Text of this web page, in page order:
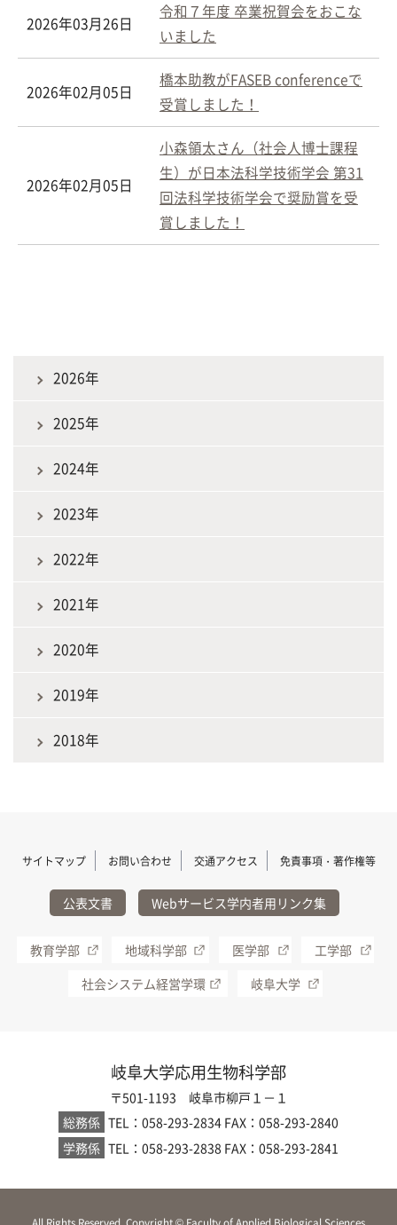
2026年03月26日
令和７年度 卒業祝賀会をおこな
いました
2026年02月05日
橋本助教がFASEB conferenceで
受賞しました！
2026年02月05日
小森領太さん（社会人博士課程
生）が日本法科学技術学会 第31
回法科学技術学会で奨励賞を受
賞しました！
2026年
2025年
2024年
2023年
2022年
2021年
2020年
2019年
2018年
サイトマップ お問い合わせ 交通アクセス 免責事項・著作権等
公表文書 Webサービス学内者用リンク集
教育学部 地域科学部 医学部
工学部
社会システム経営学環
岐阜大学
岐阜大学応用生物科学部
〒501-1193 岐阜市柳戸１－１
総務係 TEL：058-293-2834 FAX：058-293-2840
学務係 TEL：058-293-2838 FAX：058-293-2841